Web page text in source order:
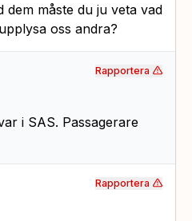
dem måste du ju veta vad
oss andra?
i SAS. Passagerare
Rapportera
Rapportera